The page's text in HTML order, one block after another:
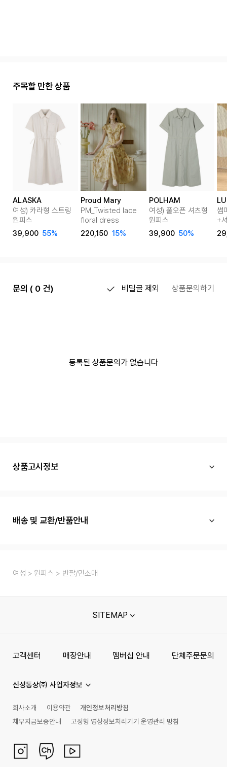
주목할 만한 상품
ALASKA
여성) 카라형 스트링
원피스
39,900 55%
Proud Mary
PM_Twisted lace
floral dress
220,150 15%
POLHAM
여성) 풀오픈 셔츠형
원피스
39,900 50%
썸
+
문의 ( 0 건) 비밀글 제외 상품문의하기
등록된 상품문의가 없습니다
상품고시정보
배송 및 교환/반품안내
여성 원피스 반팔/민소매
SITEMAP
고객센터 매장안내 멤버십 안내 단체주문문의
신성통상㈜ 사업자정보
회사소개 이용약관
개인정보처리방침
채무지급보증안내
고정형 영상정보처리기기 운영관리 방침